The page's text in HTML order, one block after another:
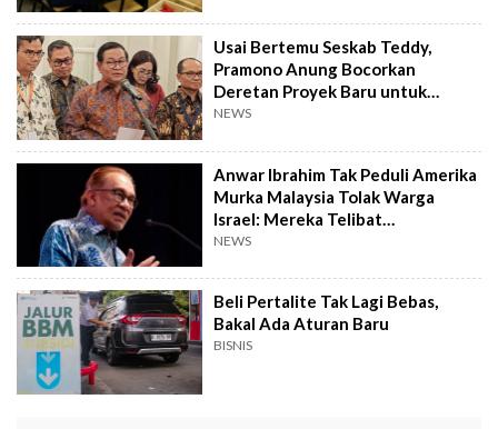
Usai Bertemu Seskab Teddy,
Pramono Anung Bocorkan
Deretan Proyek Baru untuk
Jakarta
NEWS
Anwar Ibrahim Tak Peduli Amerika
Murka Malaysia Tolak Warga
Israel: Mereka Telibat
Pembunuhan
NEWS
Beli Pertalite Tak Lagi Bebas,
Bakal Ada Aturan Baru
BISNIS